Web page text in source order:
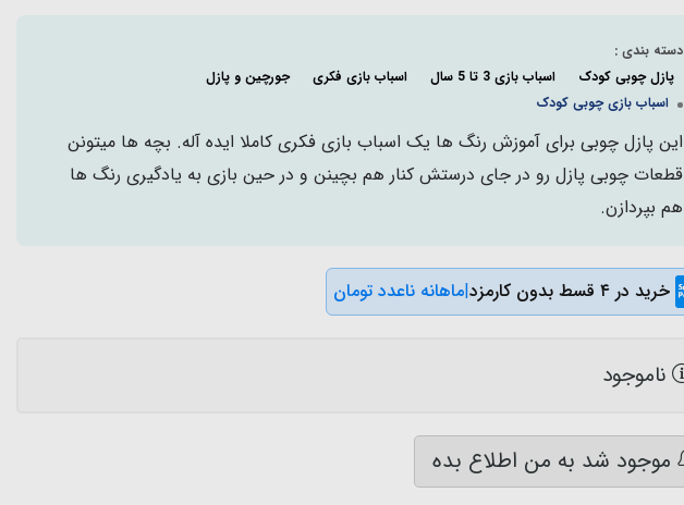
دسته بندی :
پازل چوبی کودک
اسباب بازی 3 تا 5 سال اسباب بازی فکری
جورچین و پازل
اسباب بازی چوبی کودک
این پازل چوبی برای آموزش رنگ ها یک اسباب بازی فکری کاملا ایده آله. بچه ها میتونن
قطعات چوبی پازل رو در جای درستش کنار هم بچینن و در حین بازی به یادگیری رنگ ها
هم بپردازن.
خرید در ۴ قسط بدون کارمزد |ماهانه ناعدد تومان
ناموجود
موجود شد به من اطلاع بده